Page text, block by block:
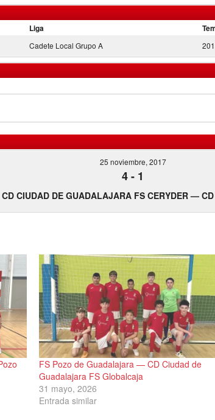
Liga
Cadete Local Grupo A
25 noviembre, 2017
4- 1
CD CIUDAD DE GUADALAJARA FS CERYDER —
FS Pozo de Guadalajara — CD Ciudad de
Guadalajara FS Globalcaja
31 mayo, 2026
Entrada similar